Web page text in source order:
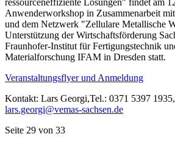
ressourceneffiziente Lösungen" findet am
Anwenderworkshop in Zusammenarbeit
und dem Netzwerk "Zellulare Metallische
Unterstützung der Wirtschaftsförderung
Fraunhofer-Institut für Fertigungstechnik
Materialforschung IFAM in Dresden statt.
Veranstaltungsflyer und Anmeldung
Kontakt: Lars Georgi,Tel.: 0371 5397
lars.georgi@vemas-sachsen.de
Seite 29 von 33